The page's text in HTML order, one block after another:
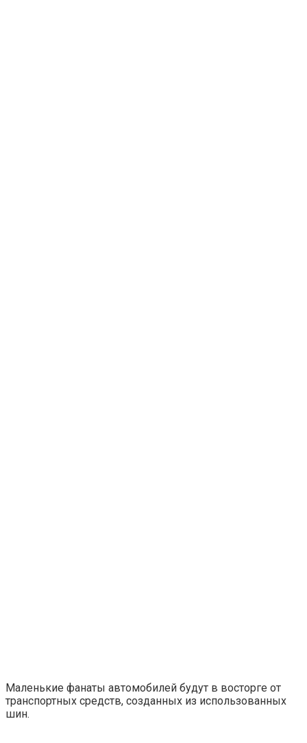
Маленькие фанаты автомобилей будут в восторге от
транспортных средств, созданных из использованных
шин.